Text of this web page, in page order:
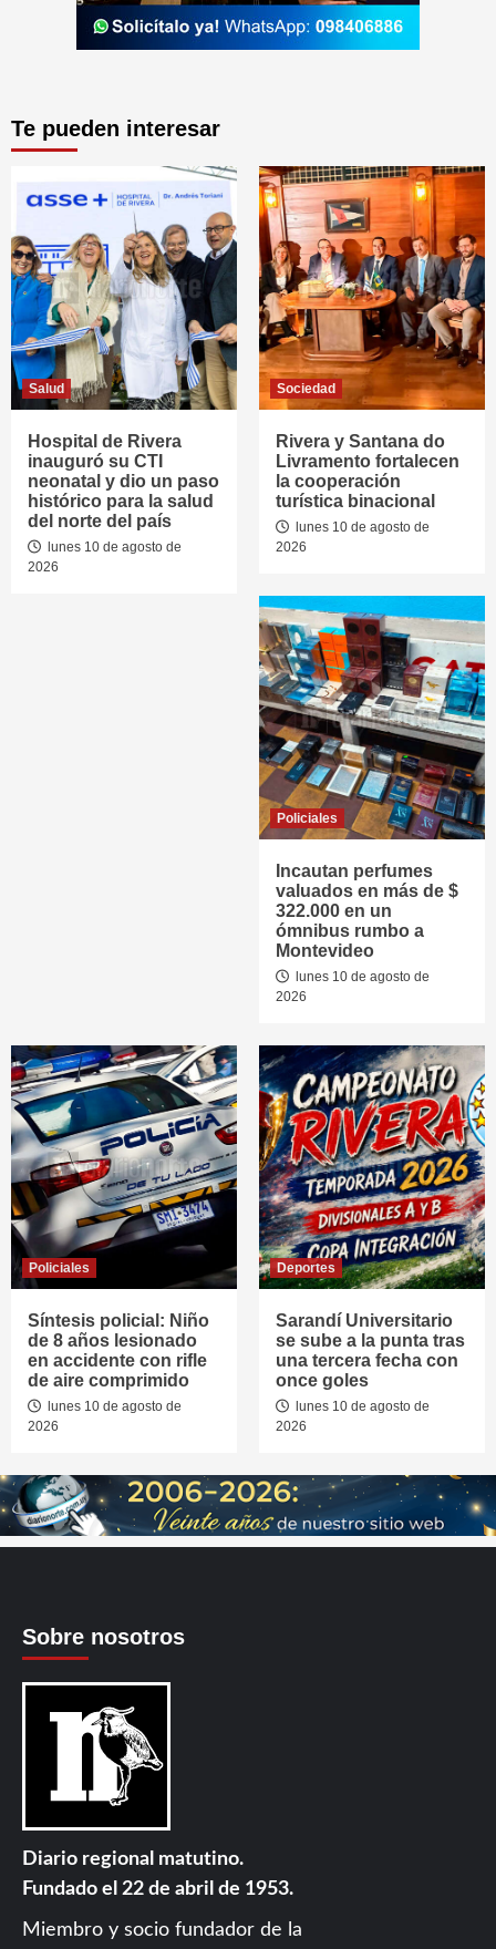
Te pueden interesar
Salud
Hospital de Rivera
inauguró su CTI
neonatal y dio un paso
histórico para la salud
del norte del país
lunes 10 de agosto de
2026
Sociedad
Rivera y Santana do
Livramento fortalecen
la cooperación
turística binacional
lunes 10 de agosto de
2026
Policiales
Incautan perfumes
valuados en más de $
322.000 en un
ómnibus rumbo a
Montevideo
lunes 10 de agosto de
2026
Policiales
Síntesis policial: Niño
de 8 años lesionado
en accidente con rifle
de aire comprimido
lunes 10 de agosto de
2026
Deportes
Sarandí Universitario
se sube a la punta tras
una tercera fecha con
once goles
lunes 10 de agosto de
2026
Sobre nosotros
Diario regional matutino.
Fundado el 22 de abril de 1953.
Miembro y socio fundador de la